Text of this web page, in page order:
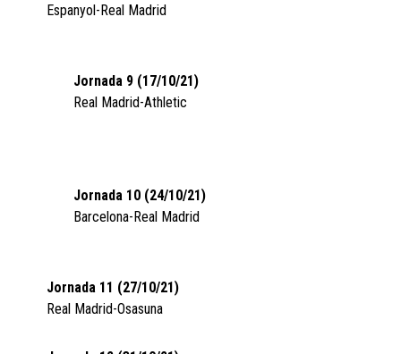
Espanyol-Real Madrid
Jornada 9 (17/10/21)
Real Madrid-Athletic
Jornada 10 (24/10/21)
Barcelona-Real Madrid
Jornada 11 (27/10/21)
Real Madrid-Osasuna